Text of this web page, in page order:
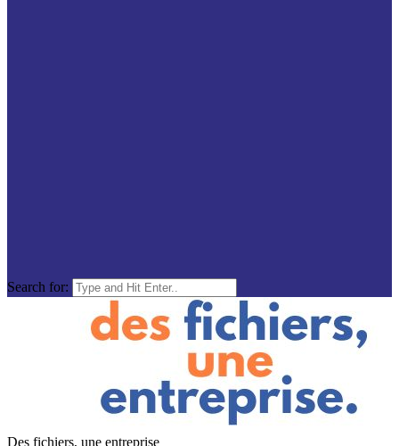
Search for:
Des fichiers, une entreprise